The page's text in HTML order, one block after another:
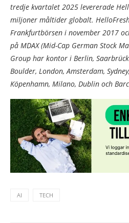
tredje kvartalet 2025 levererade
miljoner måltider globalt.
Frankfurtbörsen i november 2017
på MDAX (Mid-Cap German Stock
Group har kontor i Berlin,
Boulder, London, Amsterdam,
Köpenhamn, Milano, Dublin och
AI TECH